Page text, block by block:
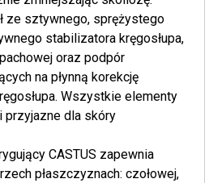
ze sztywnego, sprężystego
stabilizatora kręgosłupa,
oraz podpór
na płynną korekcję
Wszystkie elementy
przyjazne dla skóry
CASTUS zapewnia
płaszczyznach: czołowej,